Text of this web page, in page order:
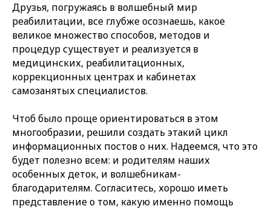
Друзья, погружаясь в волшебный мир
реабилитации, все глубже осознаешь, какое
великое множество способов, методов и
процедур существует и реализуется в
медицинских, реабилитационных,
коррекционных центрах и кабинетах
самозанятых специалистов.
Чтоб было проще ориентироваться в этом
многообразии, решили создать этакий цикл
информационных постов о них. Надеемся, что это
будет полезно всем: и родителям наших
особенных деток, и волшебникам-
благодарителям. Согласитесь, хорошо иметь
представление о том, какую именно помощь